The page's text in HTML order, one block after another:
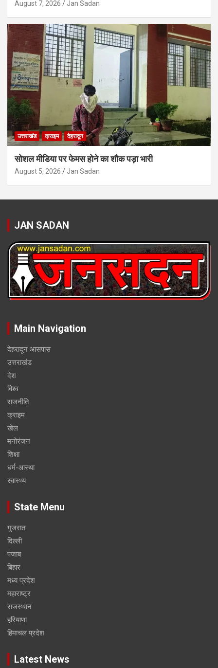
August 7, 2026 Jan Sadan
उत्तराखंड क्राइम देहरादून
सोशल मीडिया पर फेमस होने का शौक पड़ा भारी
August 5, 2026 Jan Sadan
JAN SADAN
Main Navigation
देहरादून आसपास
उत्तराखंड
देश
विश्व
राजनीति
क्राइम
खेल
मनोरंजन
शिक्षा
धर्म-आस्था
स्वास्थ्य
State Menu
गुजरात
दिल्ली
पंजाब
बिहार
मध्य प्रदेश
महाराष्ट्र
राजस्थान
हरियाणा
हिमाचल प्रदेश
Latest News